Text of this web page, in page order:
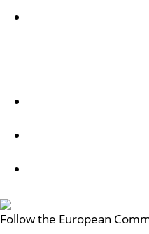
Follow the European